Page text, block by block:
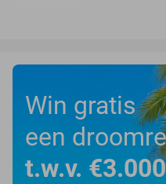
Win gratis
een
t.w.v. €3.000